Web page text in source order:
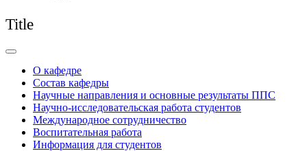
Title
О кафедре
Состав кафедры
Научные направления и основные результаты ППС
Научно-исследовательская работа студентов
Международное сотрудничество
Воспитательная работа
Информация для студентов